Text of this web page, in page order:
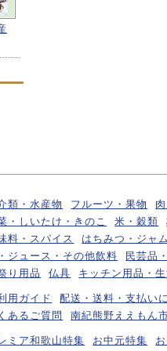
類・水産物 フルーツ・果物
・しいたけ・きのこ
米・穀類
料・スパイス
はちみつ・ジャム
ジュース・その他飲料
民芸品
り用品
仏具 キッチン用品・
用ガイド
配送・送料・支払い
あるご質問
南紀熊野ええもん
ミア和歌山特集 お中元特集